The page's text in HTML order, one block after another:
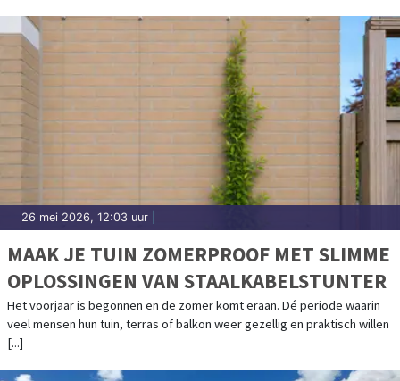
26 mei 2026, 12:03 uur
MAAK JE TUIN ZOMERPROOF MET SLIMME
OPLOSSINGEN VAN STAALKABELSTUNTER
Het voorjaar is begonnen en de zomer komt eraan. Dé periode waarin
veel mensen hun tuin, terras of balkon weer gezellig en praktisch willen
[...]